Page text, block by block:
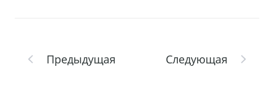
Предыдущая Следующая